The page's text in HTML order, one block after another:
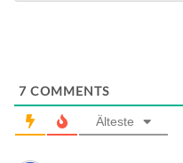
7 COMMENTS
Älteste